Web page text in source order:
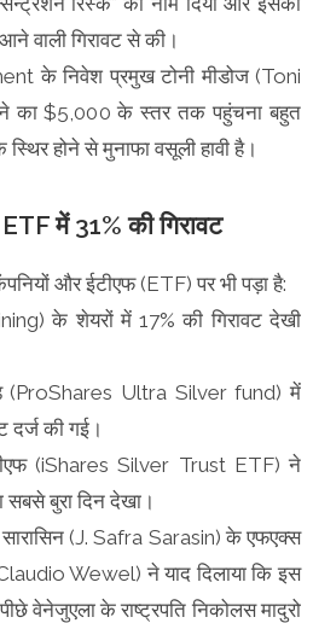
वाली गिरावट से की।
के निवेश प्रमुख टोनी मीडोज (Toni
का $5,000 के स्तर तक पहुंचना बहुत
होने से मुनाफा वसूली हावी है।
में 31% की गिरावट
और ईटीएफ (ETF) पर भी पड़ा है:
के शेयरों में 17% की गिरावट देखी
(ProShares Ultra Silver fund) में
दर्ज की गई।
(iShares Silver Trust ETF) ने
सबसे बुरा दिन देखा।
सारासिन (J. Safra Sarasin) के एफएक्स
Wewel) ने याद दिलाया कि इस
वेनेजुएला के राष्ट्रपति निकोलस मादुरो